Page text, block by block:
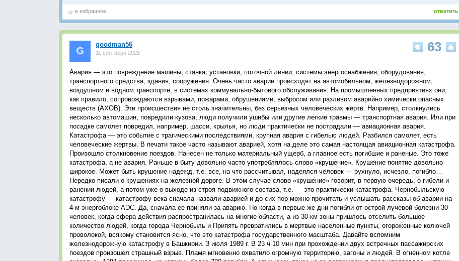
ответить
в избранное
63
goodman56
11 сентября 2025
Авария — это повреждение машины, станка, установки, поточной линии, системы энергоснабжения, оборудования,
транспортного средства, здания, сооружения. Очень часто аварии происходят на автомобильном, железнодорожном,
воздушном и водном транспорте, в системах коммунально-бытового обслуживания. На промышленных предприятиях они,
как правило, сопровождаются взрывами, пожарами, обрушениями, выбросом или разливом аварийно химически опасных
веществ (АХОВ). Эти происшествия не столь значительны, без серьезных человеческих жертв. Например, столкнулись
несколько автомашин, повредили кузова, люди получили ушибы или другие легкие травмы — транспортная авария. Или при
посадке самолет повредил, например, шасси, крылья, но люди практически не пострадали — авиационная авария.
Катастрофа — это событие с трагическими последствиями, крупная авария с гибелью людей. Разбился самолет, есть
человеческие жертвы. В печати такое часто называют аварией, хотя на деле это самая настоящая авиационная катастрофа.
Произошло столкновение поездов. Нанесен не только материальный ущерб, а главное есть погибшие и раненые. Это тоже
катастрофа, а не авария. Раньше в быту довольно часто употреблялось слово «крушение». Крушение понятие довольно
широкое. Может быть крушение надежд, т.е. все, на что рассчитывал, надеялся человек — рухнуло, исчезло, погибло…
Нередко писали о крушениях на железной дороге. В этом случае слово «крушение» говорит, в первую очередь, о гибели и
ранении людей, а потом уже о выходе из строя подвижного состава, т.е. — это практически катастрофа. Чернобыльскую
катастрофу — катастрофу века сначала назвали аварией и до сих пор можно прочитать и услышать рассказы об аварии на
4-м энергоблоке АЭС. Да, сначала ее приняли за аварию. Но когда в первые же дни погибли от острой лучевой болезни 30
человек, когда сфера действия распространилась на многие области, а из 30-км зоны пришлось отселить большое
количество людей, когда города Чернобыль и Припять превратились в мертвые населенные пункты, огороженные колючей
проволокой, всякому становится ясно, что это катастрофа государственного масштаба. Давайте вспомним
железнодорожную катастрофу в Башкирии. 3 июля 1989 г. В 23 ч 10 мин при прохождении двух встречных пассажирских
поездов произошел страшный взрыв. Пламя мгновенно охватило огромную территорию, вагоны и людей. В огненном котле